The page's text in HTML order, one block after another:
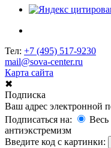
Тел: +7 (495) 517-9230
mail@sova-center.ru
Карта сайта
✖
Подписка
Ваш адрес электронной
Подписаться на:
Весь
антиэкстремизм
Введите код с картинки: